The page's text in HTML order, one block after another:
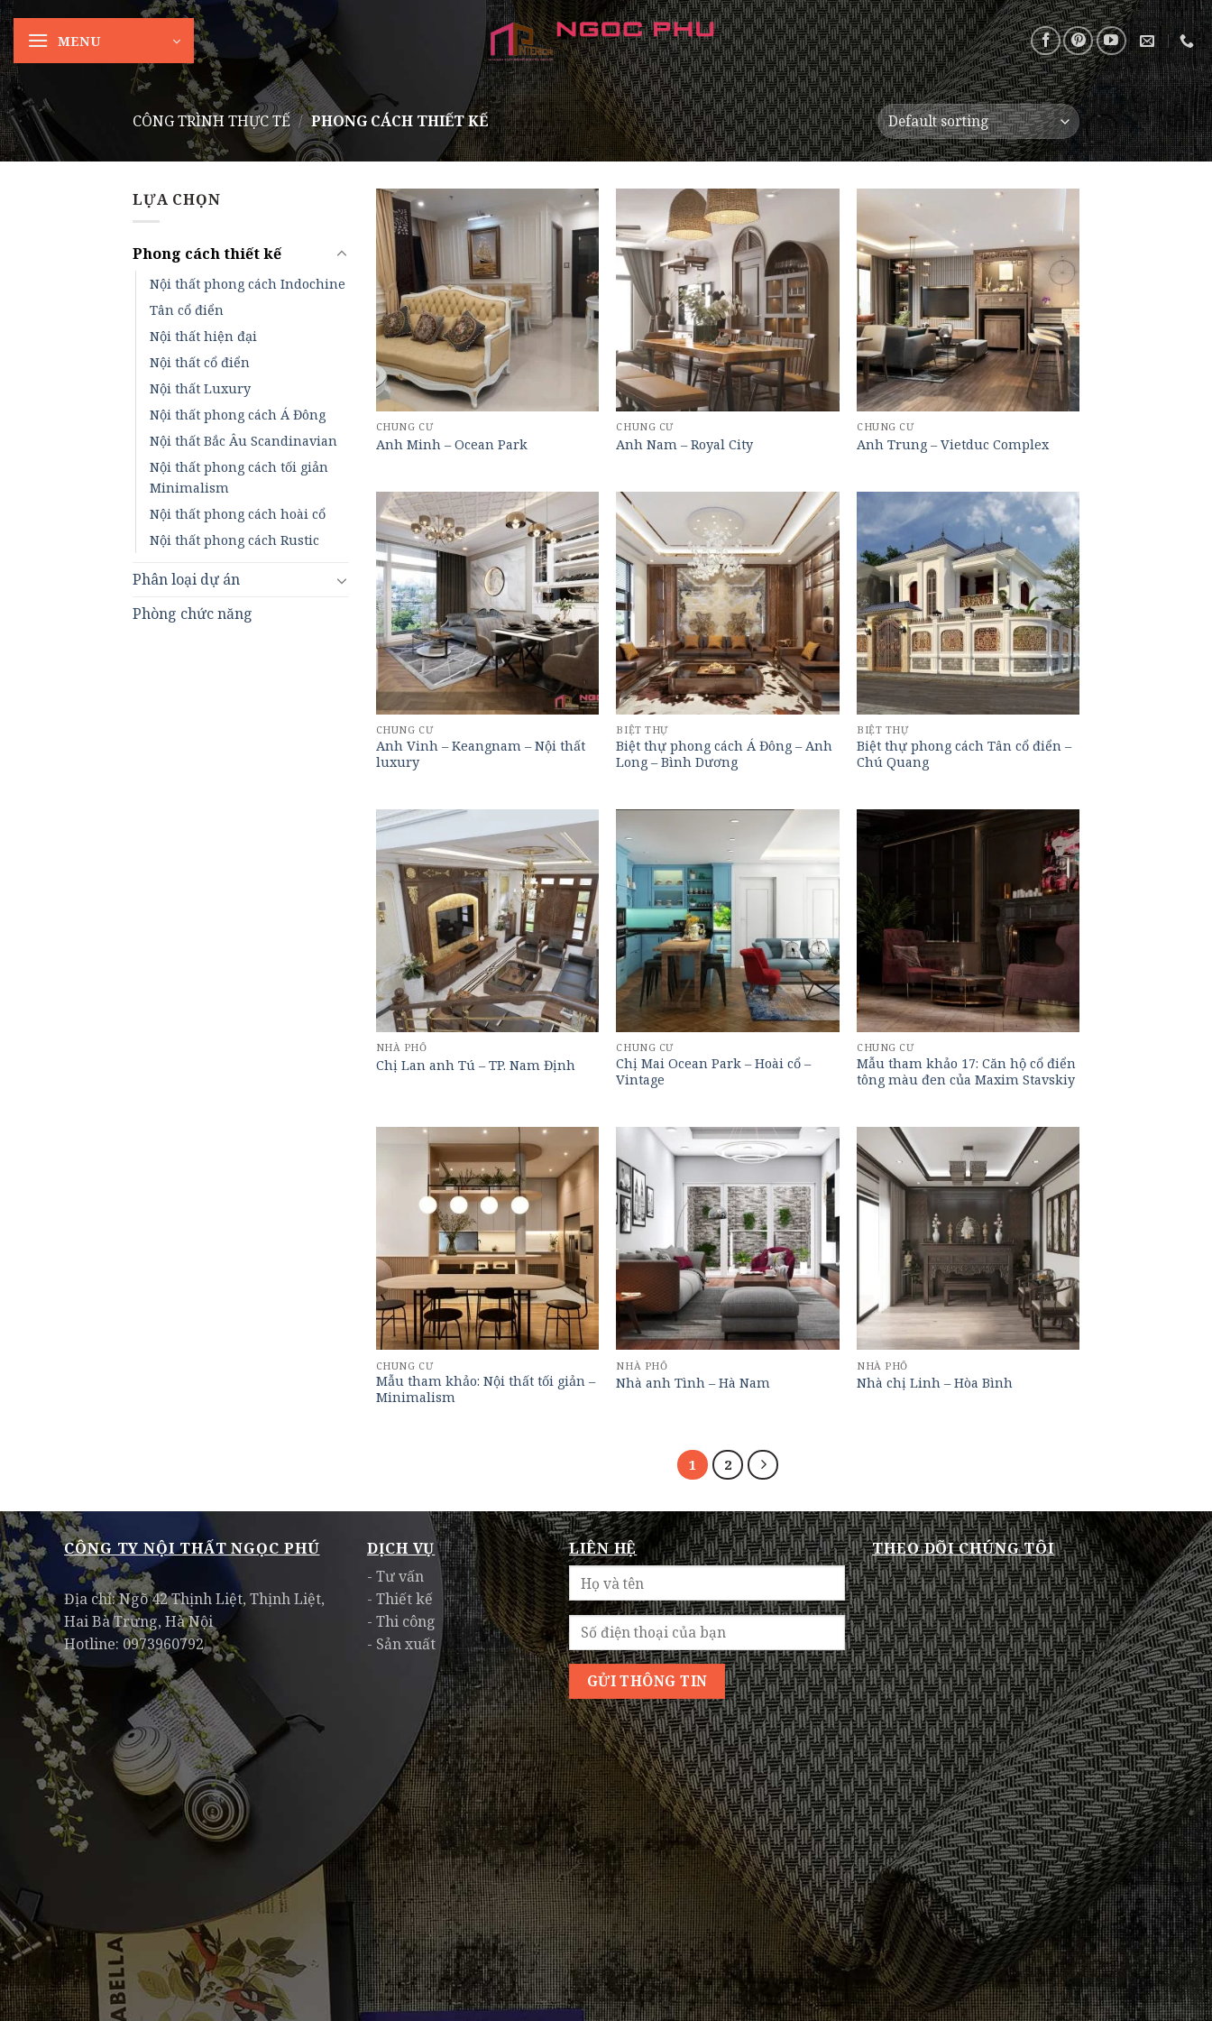
Skip
to
content
MENU
CÔNG TRÌNH THỰC TẾ / PHONG CÁCH THIẾT KẾ
LỰA CHỌN
Phong cách thiết kế
Nội thất phong cách Indochine
Tân cổ điển
Nội thất hiện đại
Nội thất cổ điển
Nội thất Luxury
Nội thất phong cách Á Đông
Nội thất Bắc Âu Scandinavian
Nội thất phong cách tối giản
Minimalism
Nội thất phong cách hoài cổ
Nội thất phong cách Rustic
Phân loại dự án
Phòng chức năng
CHUNG CƯ
Anh Minh – Ocean Park
CHUNG CƯ
Anh Nam – Royal City
CHUNG CƯ
Anh Trung – Vietduc Complex
CHUNG CƯ
Anh Vinh – Keangnam – Nội thất
luxury
BIỆT THỰ
Biệt thự phong cách Á Đông – Anh
Long – Bình Dương
BIỆT THỰ
Biệt thự phong cách Tân cổ điển –
Chú Quang
NHÀ PHỐ
Chị Lan anh Tú – TP. Nam Định
CHUNG CƯ
Chị Mai Ocean Park – Hoài cổ –
Vintage
CHUNG CƯ
Mẫu tham khảo 17: Căn hộ cổ điển
tông màu đen của Maxim Stavskiy
CHUNG CƯ
Mẫu tham khảo: Nội thất tối giản –
Minimalism
NHÀ PHỐ
Nhà anh Tình – Hà Nam
NHÀ PHỐ
Nhà chị Linh – Hòa Bình
1 2
CÔNG TY NỘI THẤT NGỌC PHÚ
Địa chỉ: Ngõ 42 Thịnh Liệt, Thịnh Liệt,
Hai Bà Trưng, Hà Nội
Hotline: 0973960792
DỊCH VỤ
- Tư vấn
- Thiết kế
- Thi công
- Sản xuất
LIÊN HỆ THEO DÕI CHÚNG TÔI